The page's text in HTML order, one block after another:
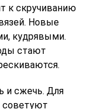
к скручиванию
Новые
кудрявыми.
стают
и сжечь. Для
советуют